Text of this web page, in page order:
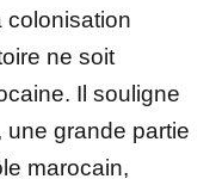
colonisation
ne soit
Il souligne
grande partie
marocain,